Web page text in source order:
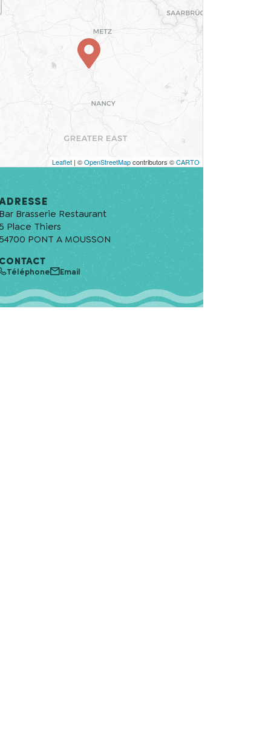
Leaflet| ©OpenStreetMapcontributors ©CARTO
Brasserie Restaurant
Place Thiers
PONT A MOUSSON
Téléphone Email